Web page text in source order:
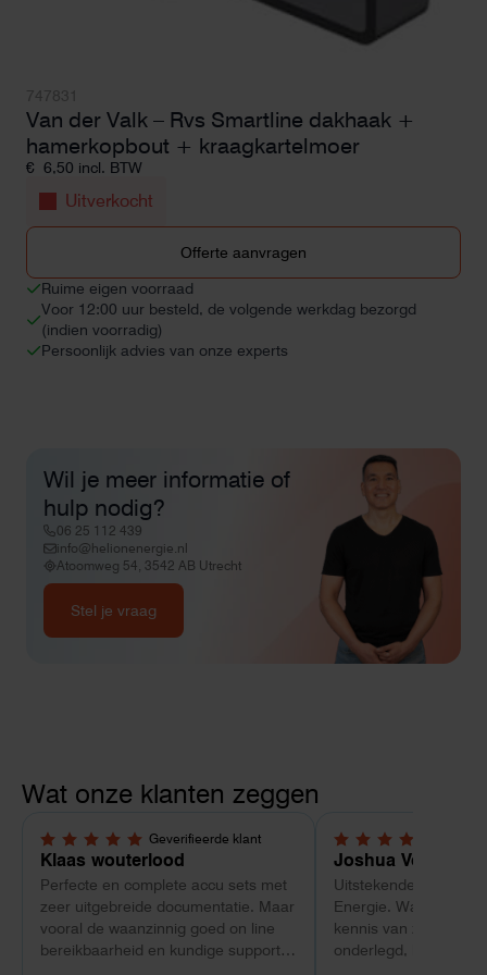
Van der Valk – Rvs Smartline dakhaak +
hamerkopbout + kraagkartelmoer
€ 6,50 incl. BTW
Uitverkocht
Offerte aanvragen
Ruime eigen voorraad
Voor 12:00 uur besteld, de volgende werkdag bezorgd
(indien voorradig)
Persoonlijk advies van onze experts
Wil je meer informatie of
hulp nodig?
06 25 112 439
info@helionenergie.nl
Atoomweg 54, 3542 AB Utrecht
Stel je vraag
Wat onze klanten zeggen
Geverifieerde klant
5,0 van 5 sterren
Klaas wouterlood
Perfecte en complete accu sets met
zeer uitgebreide documentatie. Maar
vooral de waanzinnig goed on line
bereikbaarheid en kundige support
5,0 van 5 sterren
Joshua Verdonk
Uitstekende ervaring
Energie. Wat vooral
kennis van zaken:
onderlegd, heldere